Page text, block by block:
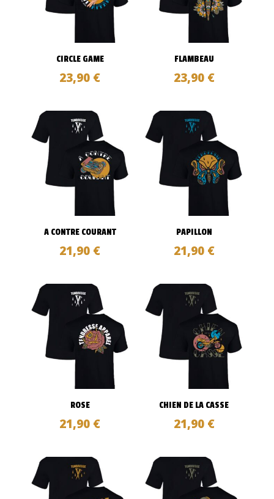
CIRCLE GAME
23,90 €
FLAMBEAU
23,90 €
A CONTRE COURANT
21,90 €
PAPILLON
21,90 €
ROSE
21,90 €
CHIEN DE LA CASSE
21,90 €